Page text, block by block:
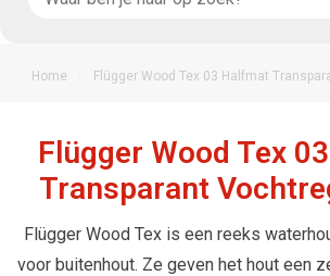
Home Flügger Wood Tex 03 Halfmat
Flügger Wood Tex
Transparant
Flügger Wood Tex is een reeks
voor buitenhout. Ze geven het hout een